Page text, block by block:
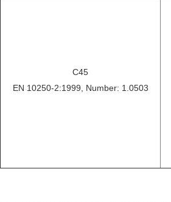
C45
EN 10250-2:1999, Number: 1.0503